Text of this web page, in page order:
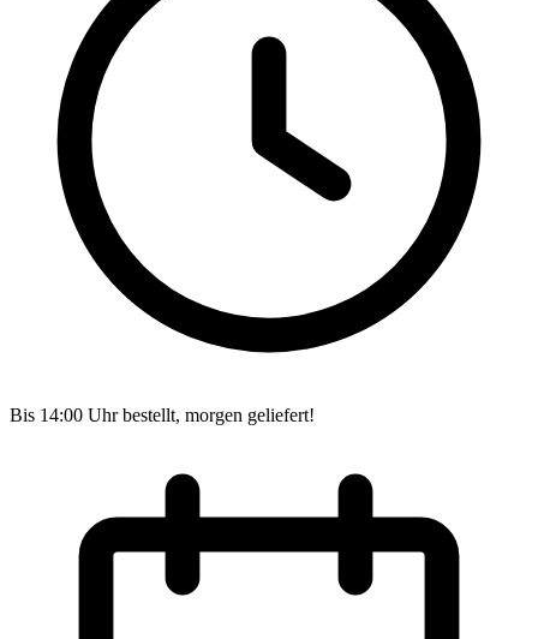
Bis 14:00 Uhr bestellt, morgen geliefert!